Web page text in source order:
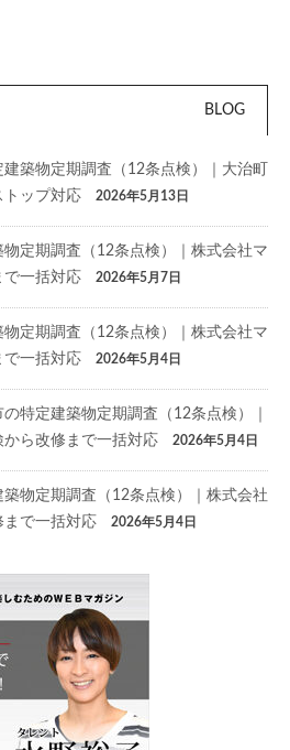
BLOG
築物定期調査（12条点検）｜大治町
トップ対応
2026年5月13日
定期調査（12条点検）｜株式会社マ
で一括対応
2026年5月7日
定期調査（12条点検）｜株式会社マ
で一括対応
2026年5月4日
特定建築物定期調査（12条点検）｜
ら改修まで一括対応
2026年5月4日
物定期調査（12条点検）｜株式会社
まで一括対応
2026年5月4日